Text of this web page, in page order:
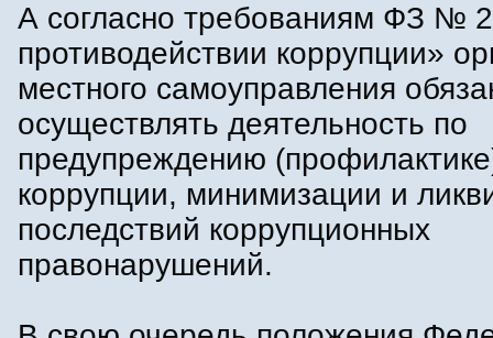
А согласно требованиям ФЗ №
противодействии коррупции»
местного самоуправления
осуществлять деятельность по
предупреждению
коррупции, минимизации и
последствий коррупционных
правонарушений.